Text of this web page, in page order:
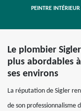
PEINTRE
Le plombier
plus abordables
ses environs
La réputation de Sigler
de son professionnalisme